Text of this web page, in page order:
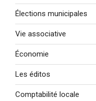
Élections municipales
Vie associative
Économie
Les éditos
Comptabilité locale